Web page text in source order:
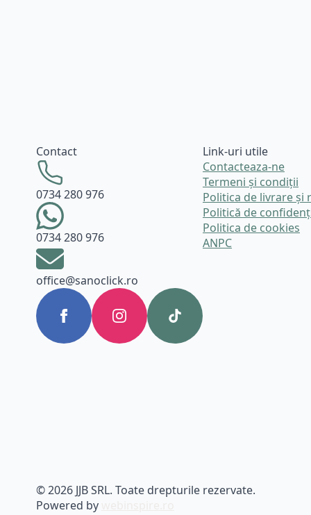
Contact
0734 280 976
0734 280 976
office@sanoclick.ro
Link-uri utile
Contacteaza-ne
Termeni și condiții
Politica de livrare și
Politică de
Politica de cookies
ANPC
© 2026 JJB SRL. Toate drepturile rezervate.
Powered by